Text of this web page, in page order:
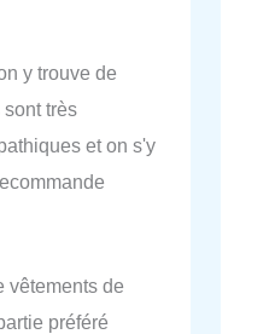
y trouve de
très
et on s'y
vêtements de
préféré